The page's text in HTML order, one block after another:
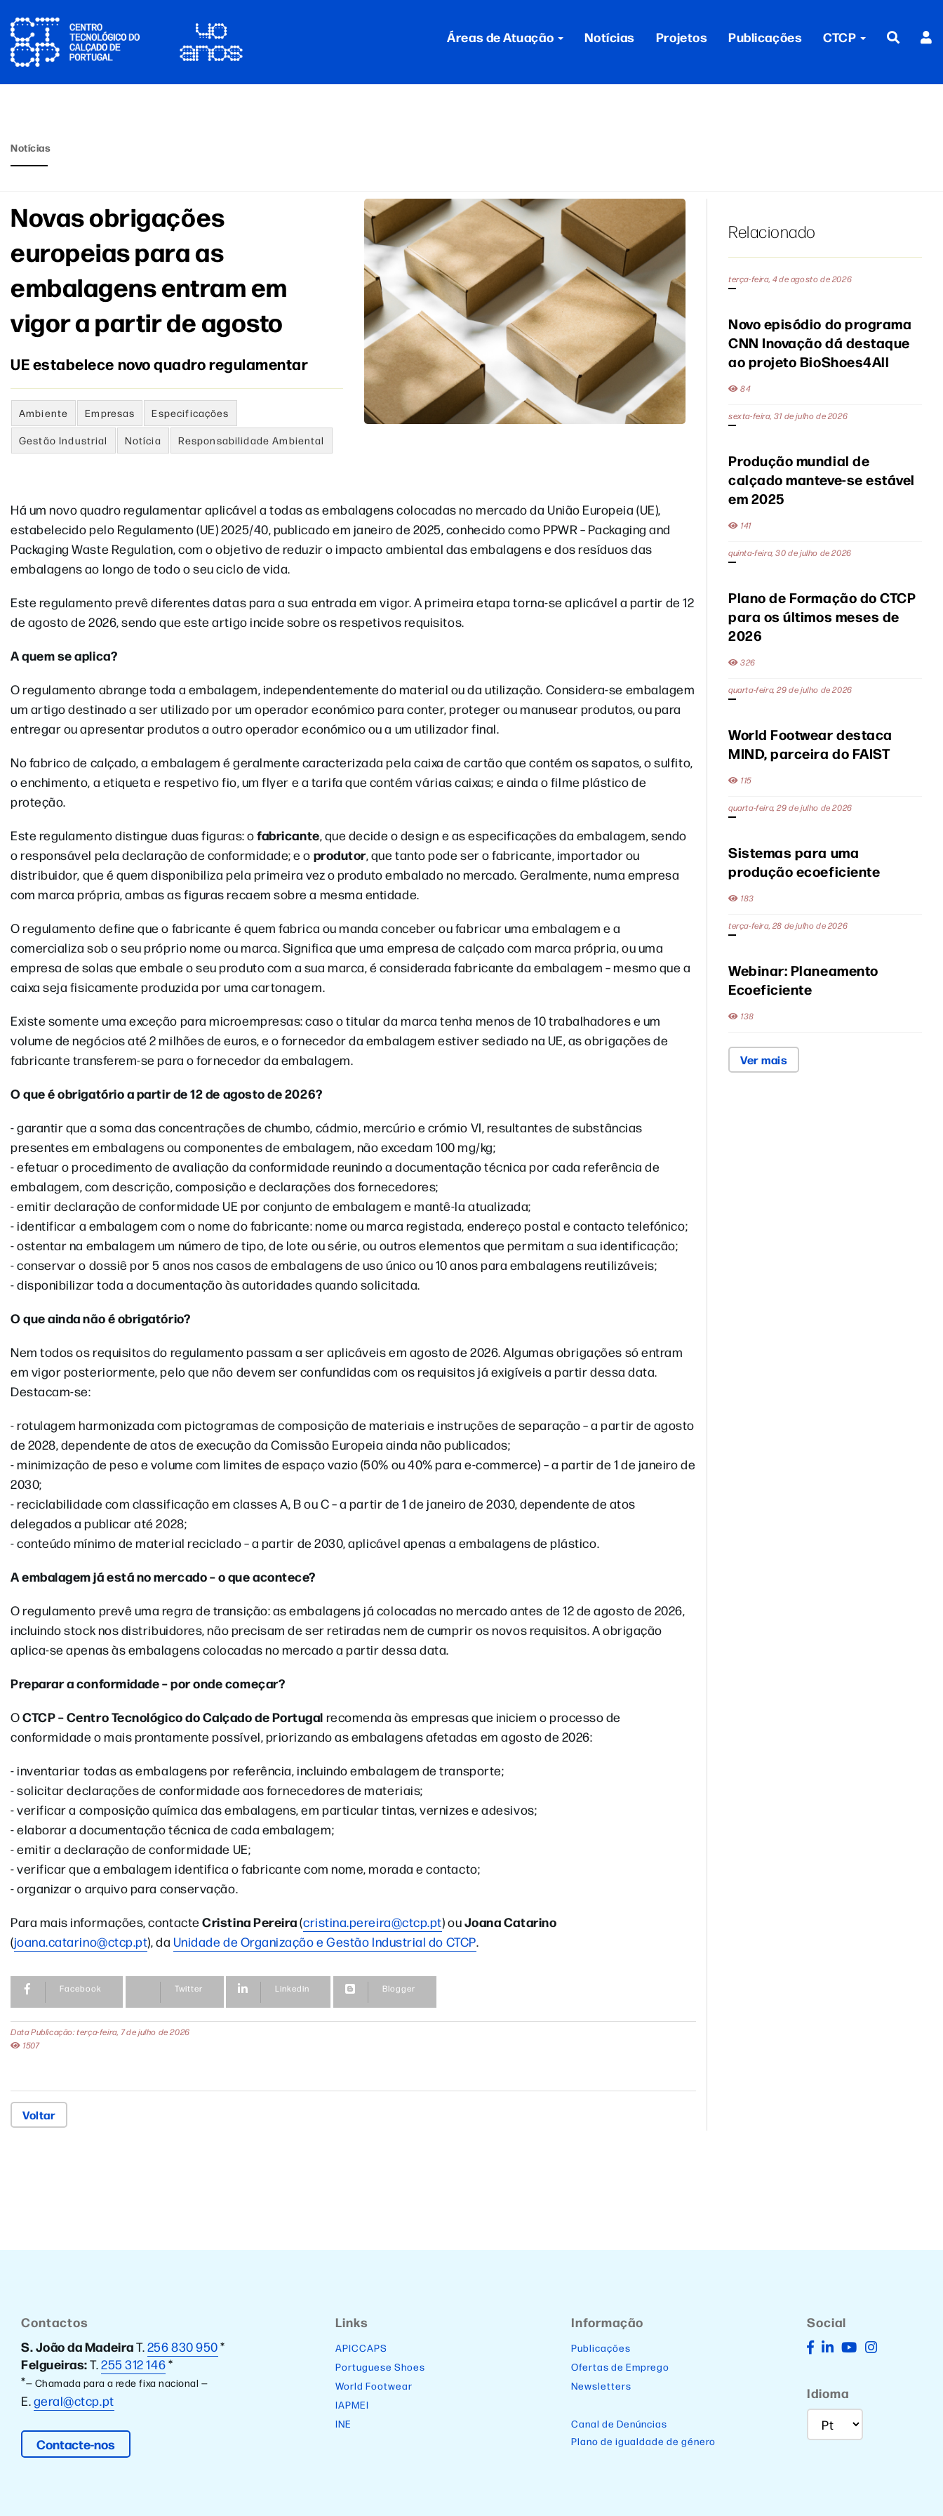
Áreas de Atuação Notícias Projetos Publicações CTCP
Notícias
Novas obrigações
europeias para as
embalagens entram em
vigor a partir de agosto
UE estabelece novo quadro regulamentar
Ambiente Empresas Especificações
Gestão Industrial Notícia Responsabilidade Ambiental
Há um novo quadro regulamentar aplicável a todas as embalagens colocadas no mercado da União Europeia (UE),
estabelecido pelo Regulamento (UE) 2025/40, publicado em janeiro de 2025, conhecido como PPWR – Packaging and
Packaging Waste Regulation, com o objetivo de reduzir o impacto ambiental das embalagens e dos resíduos das
embalagens ao longo de todo o seu ciclo de vida.
Este regulamento prevê diferentes datas para a sua entrada em vigor. A primeira etapa torna-se aplicável a partir de 12
de agosto de 2026, sendo que este artigo incide sobre os respetivos requisitos.
A quem se aplica?
O regulamento abrange toda a embalagem, independentemente do material ou da utilização. Considera-se embalagem
um artigo destinado a ser utilizado por um operador económico para conter, proteger ou manusear produtos, ou para
entregar ou apresentar produtos a outro operador económico ou a um utilizador final.
No fabrico de calçado, a embalagem é geralmente caracterizada pela caixa de cartão que contém os sapatos, o sulfito,
o enchimento, a etiqueta e respetivo fio, um flyer e a tarifa que contém várias caixas; e ainda o filme plástico de
proteção.
Este regulamento distingue duas figuras: ofabricante, que decide o design e as especificações da embalagem, sendo
o responsável pela declaração de conformidade; e o produtor, que tanto pode ser o fabricante, importador ou
distribuidor, que é quem disponibiliza pela primeira vez o produto embalado no mercado. Geralmente, numa empresa
com marca própria, ambas as figuras recaem sobre a mesma entidade.
O regulamento define que o fabricante é quem fabrica ou manda conceber ou fabricar uma embalagem e a
comercializa sob o seu próprio nome ou marca. Significa que uma empresa de calçado com marca própria, ou uma
empresa de solas que embale o seu produto com a sua marca, é considerada fabricante da embalagem – mesmo que a
caixa seja fisicamente produzida por uma cartonagem.
Existe somente uma exceção para microempresas: caso o titular da marca tenha menos de 10 trabalhadores e um
volume de negócios até 2 milhões de euros, e o fornecedor da embalagem estiver sediado na UE, as obrigações de
fabricante transferem-se para o fornecedor da embalagem.
O que é obrigatório a partir de 12 de agosto de 2026?
- garantir que a soma das concentrações de chumbo, cádmio, mercúrio e crómio VI, resultantes de substâncias
presentes em embalagens ou componentes de embalagem, não excedam 100 mg/kg;
- efetuar o procedimento de avaliação da conformidade reunindo a documentação técnica por cada referência de
embalagem, com descrição, composição e declarações dos fornecedores;
- emitir declaração de conformidade UE por conjunto de embalagem e mantê-la atualizada;
- identificar a embalagem com o nome do fabricante: nome ou marca registada, endereço postal e contacto telefónico;
- ostentar na embalagem um número de tipo, de lote ou série, ou outros elementos que permitam a sua identificação;
- conservar o dossiê por 5 anos nos casos de embalagens de uso único ou 10 anos para embalagens reutilizáveis;
- disponibilizar toda a documentação às autoridades quando solicitada.
O que ainda não é obrigatório?
Nem todos os requisitos do regulamento passam a ser aplicáveis em agosto de 2026. Algumas obrigações só entram
em vigor posteriormente, pelo que não devem ser confundidas com os requisitos já exigíveis a partir dessa data.
Destacam-se:
- rotulagem harmonizada com pictogramas de composição de materiais e instruções de separação – a partir de agosto
de 2028, dependente de atos de execução da Comissão Europeia ainda não publicados;
- minimização de peso e volume com limites de espaço vazio (50% ou 40% para e-commerce) – a partir de 1 de janeiro de
2030;
- reciclabilidade com classificação em classes A, B ou C – a partir de 1 de janeiro de 2030, dependente de atos
delegados a publicar até 2028;
- conteúdo mínimo de material reciclado – a partir de 2030, aplicável apenas a embalagens de plástico.
A embalagem já está no mercado – o que acontece?
O regulamento prevê uma regra de transição: as embalagens já colocadas no mercado antes de 12 de agosto de 2026,
incluindo stock nos distribuidores, não precisam de ser retiradas nem de cumprir os novos requisitos. A obrigação
aplica-se apenas às embalagens colocadas no mercado a partir dessa data.
Preparar a conformidade – por onde começar?
OCTCP – Centro Tecnológico do Calçado de Portugal recomenda às empresas que iniciem o processo de
conformidade o mais prontamente possível, priorizando as embalagens afetadas em agosto de 2026:
- inventariar todas as embalagens por referência, incluindo embalagem de transporte;
- solicitar declarações de conformidade aos fornecedores de materiais;
- verificar a composição química das embalagens, em particular tintas, vernizes e adesivos;
- elaborar a documentação técnica de cada embalagem;
- emitir a declaração de conformidade UE;
- verificar que a embalagem identifica o fabricante com nome, morada e contacto;
- organizar o arquivo para conservação.
Para mais informações, contacteCristina Pereira(cristina.pereira@ctcp.pt) ouJoana Catarino
(joana.catarino@ctcp.pt), da Unidade de Organização e Gestão Industrial do CTCP.
Facebook Twitter Linkedin Blogger
Data Publicação: terça-feira, 7 de julho de 2026
1507
Voltar
Relacionado
terça-feira, 4 de agosto de 2026
Novo episódio do programa
CNN Inovação dá destaque
ao projeto BioShoes4All
84
sexta-feira, 31 de julho de 2026
Produção mundial de
calçado manteve-se estável
em 2025
141
quinta-feira, 30 de julho de 2026
Plano de Formação do CTCP
para os últimos meses de
2026
326
quarta-feira, 29 de julho de 2026
World Footwear destaca
MIND, parceira do FAIST
115
quarta-feira, 29 de julho de 2026
Sistemas para uma
produção ecoeficiente
183
terça-feira, 28 de julho de 2026
Webinar: Planeamento
Ecoeficiente
138
Ver mais
Contactos
S. João da MadeiraT.256 830 950*
Felgueiras:T.255 312 146*
*— Chamada para a rede fixa nacional —
E.geral@ctcp.pt
Contacte-nos
Links
APICCAPS
Portuguese Shoes
World Footwear
IAPMEI
INE
Informação
Publicações
Ofertas de Emprego
Newsletters
Canal de Denúncias
Plano de igualdade de género
Social
Idioma